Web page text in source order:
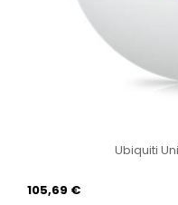
Ubiquiti
105,69 €